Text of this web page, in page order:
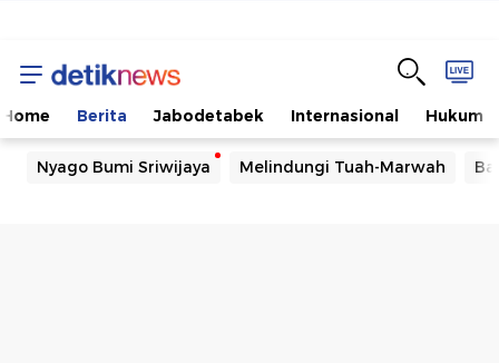
Home Berita Jabodetabek Internasional Hukum
Nyago Bumi Sriwijaya Melindungi Tuah-Marwah